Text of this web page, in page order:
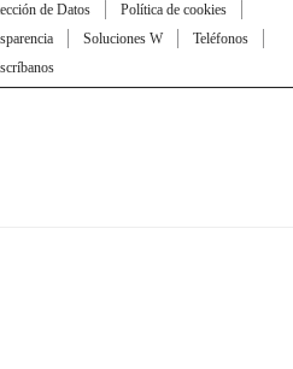
de Datos
Política de cookies
Soluciones W
Teléfonos